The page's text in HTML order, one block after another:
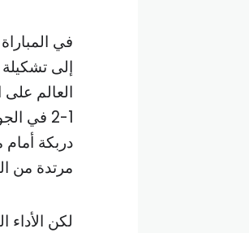
في
إلى
العالم
دربكة
مرتدة من
لكن الأداء